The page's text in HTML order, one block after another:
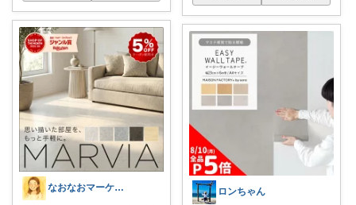
なおなおマーケット🌻 ロンちゃん